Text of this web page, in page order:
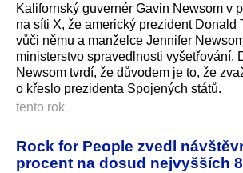
Kalifornský guvernér Gavin Newsom v
na síti X, že americký prezident Donald
vůči němu a manželce Jennifer
ministerstvo spravedlnosti vyšetřování.
Newsom tvrdí, že důvodem je to, že
o křeslo prezidenta Spojených států.
tento rok
Rock for People zvedl
procent na dosud nejvyšších